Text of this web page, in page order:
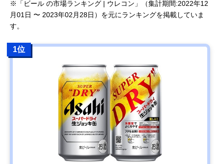
※「ビール の市場ランキング | ウレコン」（集計期間:2022年12
月01日 〜 2023年02月28日）を元にランキングを掲載していま
す。
1位